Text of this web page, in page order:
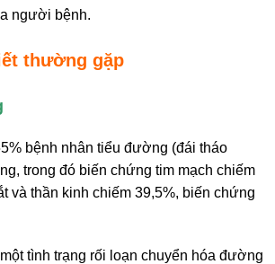
người bệnh.
thường gặp
bệnh nhân tiểu đường (đái tháo
trong đó biến chứng tim mạch chiếm
và thần kinh chiếm 39,5%, biến chứng
tình trạng rối loạn chuyển hóa đường